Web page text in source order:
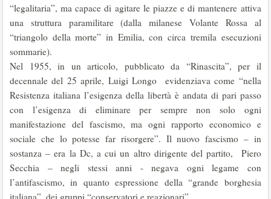
“legalitaria”, ma capace di agitare le piazze e di mantenere attiva
una struttura paramilitare (dalla milanese Volante Rossa al
“triangolo della morte” in Emilia, con circa tremila esecuzioni
sommarie).
Nel 1955, in un articolo, pubblicato da “Rinascita”, per il
decennale del 25 aprile, Luigi Longo evidenziava come “nella
Resistenza italiana l’esigenza della libertà è andata di pari passo
con l’esigenza di eliminare per sempre non solo ogni
manifestazione del fascismo, ma ogni rapporto economico e
sociale che lo potesse far risorgere”. Il nuovo fascismo – in
sostanza – era la Dc, a cui un altro dirigente del partito, Piero
Secchia – negli stessi anni - negava ogni legame con
l’antifascismo, in quanto espressione della “grande borghesia
italiana”, dei gruppi “conservatori e reazionari”.